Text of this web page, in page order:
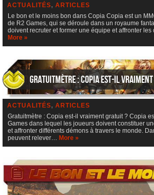
ACTUALITÉS, ARTICLES
Le bon et le moins bon dans Copia Copia est un
de R2 Games, qui se déroule dans un royaume
doivent recruter et former une équipe et affronter
More »
Gratuitmètre : Copia est-il
ACTUALITÉS, ARTICLES
Gratuitmètre : Copia est-il vraiment gratuit ? Copia
Games dans lequel les joueurs doivent constituer
et affronter différents démons à travers le monde.
peuvent relever… More »